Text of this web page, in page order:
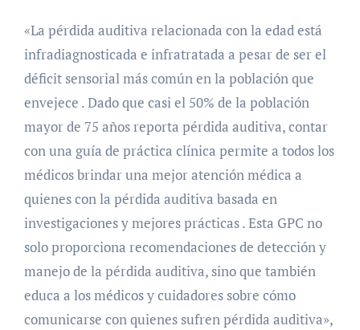
«La pérdida auditiva relacionada con la edad está
infradiagnosticada e infratratada a pesar de ser el
déficit sensorial más común en la población que
envejece . Dado que casi el 50% de la población
mayor de 75 años reporta pérdida auditiva, contar
con una guía de práctica clínica permite a todos los
médicos brindar una mejor atención médica a
quienes con la pérdida auditiva basada en
investigaciones y mejores prácticas . Esta GPC no
solo proporciona recomendaciones de detección y
manejo de la pérdida auditiva, sino que también
educa a los médicos y cuidadores sobre cómo
comunicarse con quienes sufren pérdida auditiva»,